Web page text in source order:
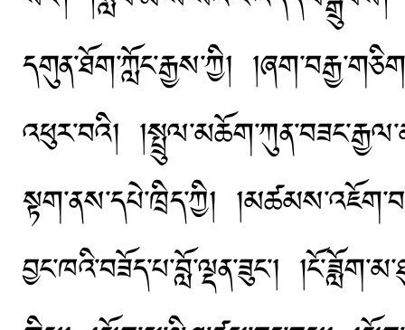
དགུན་ཐོག་ཀློང་རྒྱས་ཀྱི།
འཕུར་བའི།
སྟག་ནས་དཔེ་ཁྲིད་ཀྱི།
བྱང་ཁའི་བཟོད་པ་བློ་ལྡན་ཟུང་།